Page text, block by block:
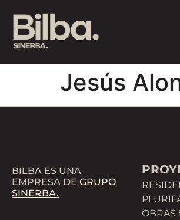
Jesús
BILBA ES UNA
EMPRESA DE GRUPO
SINERBA.
OBRAS